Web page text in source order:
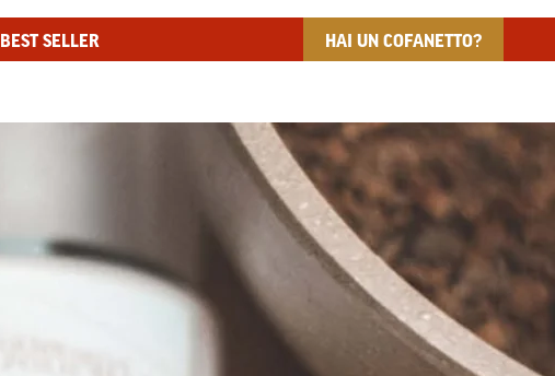
BEST SELLER HAI UN COFANETTO?